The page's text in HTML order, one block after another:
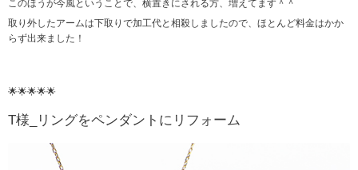
このほうが今風ということで、横置きにされる方、増えてます＾＾
取り外したアームは下取りで加工代と相殺しましたので、ほとんど料金はかか
らず出来ました！
🌟🌟🌟🌟🌟
T様_リングをペンダントにリフォーム